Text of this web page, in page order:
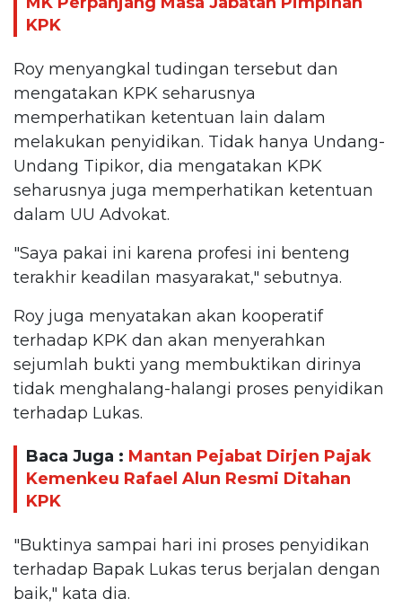
KPK
Roy menyangkal tudingan tersebut dan
mengatakan KPK seharusnya
memperhatikan ketentuan lain dalam
melakukan penyidikan. Tidak hanya Undang-
Undang Tipikor, dia mengatakan KPK
seharusnya juga memperhatikan ketentuan
dalam UU Advokat.
"Saya pakai ini karena profesi ini benteng
terakhir keadilan masyarakat," sebutnya.
Roy juga menyatakan akan kooperatif
terhadap KPK dan akan menyerahkan
sejumlah bukti yang membuktikan dirinya
tidak menghalang-halangi proses penyidikan
terhadap Lukas.
Baca Juga : Mantan Pejabat Dirjen Pajak
Kemenkeu Rafael Alun Resmi Ditahan
KPK
"Buktinya sampai hari ini proses penyidikan
terhadap Bapak Lukas terus berjalan dengan
baik," kata dia.